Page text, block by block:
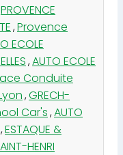
PROVENCE
,Provence
ECOLE
,AUTO ECOLE
Conduite
,GRECH-
Car's,AUTO
,ESTAQUE &
HENRI